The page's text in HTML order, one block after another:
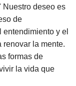
Nuestro deseo es
de
y el
la mente.
formas de
la vida que